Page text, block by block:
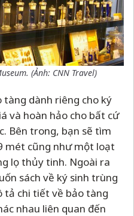
(Ảnh: CNN Travel)
tàng dành riêng cho ký
và hoàn hảo cho bất cứ
Bên trong, bạn sẽ tìm
mét cũng như một loạt
lọ thủy tinh. Ngoài ra
sách về ký sinh trùng
tả chi tiết về bảo tàng
nhau liên quan đến